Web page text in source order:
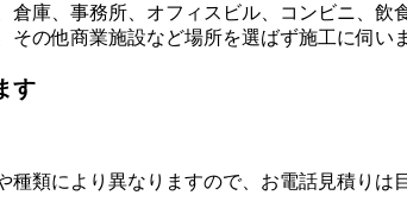
倉庫、事務所、オフィスビル、コンビニ、
の他商業施設など場所を選ばず施工に伺い
す
類により異なりますので、お電話見積りは